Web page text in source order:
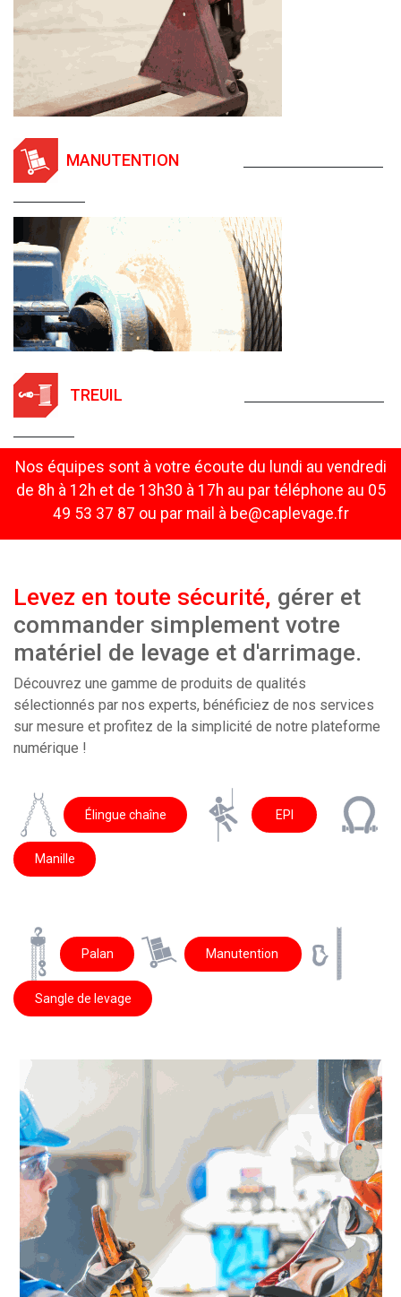
MANUTENTION
TREUIL
Nos équipes sont à votre écoute du lundi au vendredi
de 8h à 12h et de 13h30 à 17h au par téléphone au 05
49 53 37 87 ou par mail à be@caplevage.fr
Levez en toute sécurité, gérer et
commander simplement votre
matériel de levage et d'arrimage.
Découvrez une gamme de produits de qualités
sélectionnés par nos experts, bénéficiez de nos services
sur mesure et profitez de la simplicité de notre plateforme
numérique !
Élingue chaîne EPI
Manille
Palan Manutention
Sangle de levage